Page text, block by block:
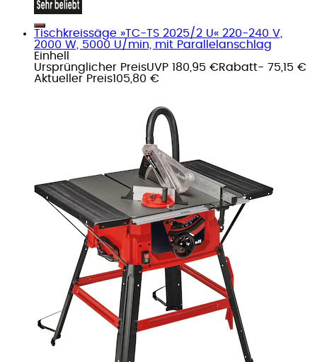
Tischkreissäge »TC-TS 2025/2 U« 220-240 V,
2000 W, 5000 U/min, mit Parallelanschlag
Einhell
Ursprünglicher PreisUVP 180,95 €Rabatt- 75,15 €
Aktueller Preis105,80 €